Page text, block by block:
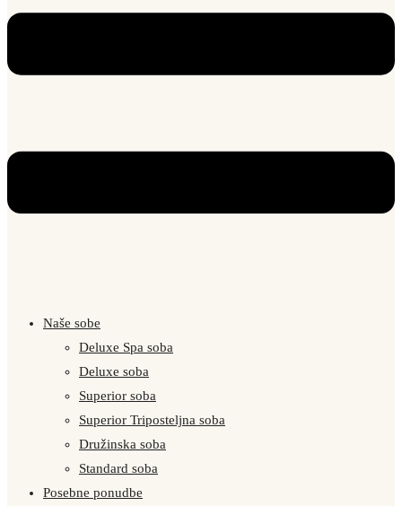
Naše sobe
Deluxe Spa soba
Deluxe soba
Superior soba
Superior Triposteljna soba
Družinska soba
Standard soba
Posebne ponudbe